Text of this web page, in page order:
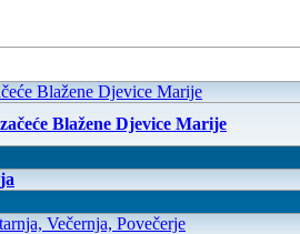
Blažene Djevice Marije
Blažene Djevice Marije
Večernja, Povečerje